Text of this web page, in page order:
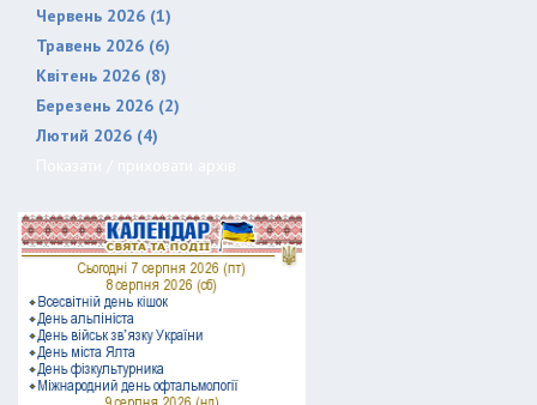
Червень 2026 (1)
Травень 2026 (6)
Квітень 2026 (8)
Березень 2026 (2)
Лютий 2026 (4)